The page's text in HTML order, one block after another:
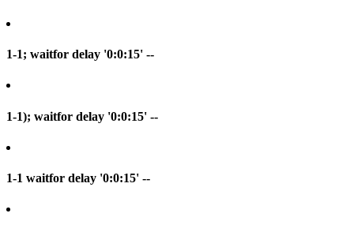
1-1; waitfor delay '0:0:15' --
1-1); waitfor delay '0:0:15' --
1-1 waitfor delay '0:0:15' --